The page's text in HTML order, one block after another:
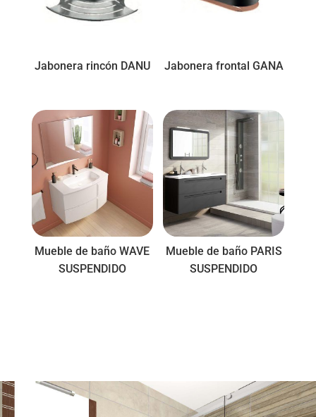
Jabonera rincón DANU Jabonera frontal GANA
Mueble de baño WAVE
SUSPENDIDO
Mueble de baño PARIS
SUSPENDIDO